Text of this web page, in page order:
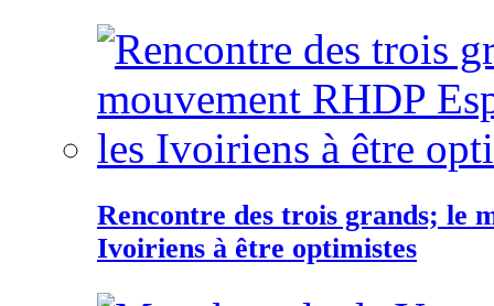
Rencontre des trois grands; le
Ivoiriens à être optimistes